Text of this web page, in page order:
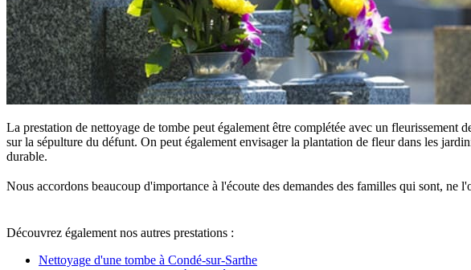
La prestation de nettoyage de tombe peut également être complétée avec un
sur la sépulture du défunt. On peut également envisager la plantation de fleur dans les
durable.
Nous accordons beaucoup d'importance à l'écoute des demandes des familles qui sont, ne
Découvrez également nos autres prestations :
Nettoyage d'une tombe à Condé-sur-Sarthe